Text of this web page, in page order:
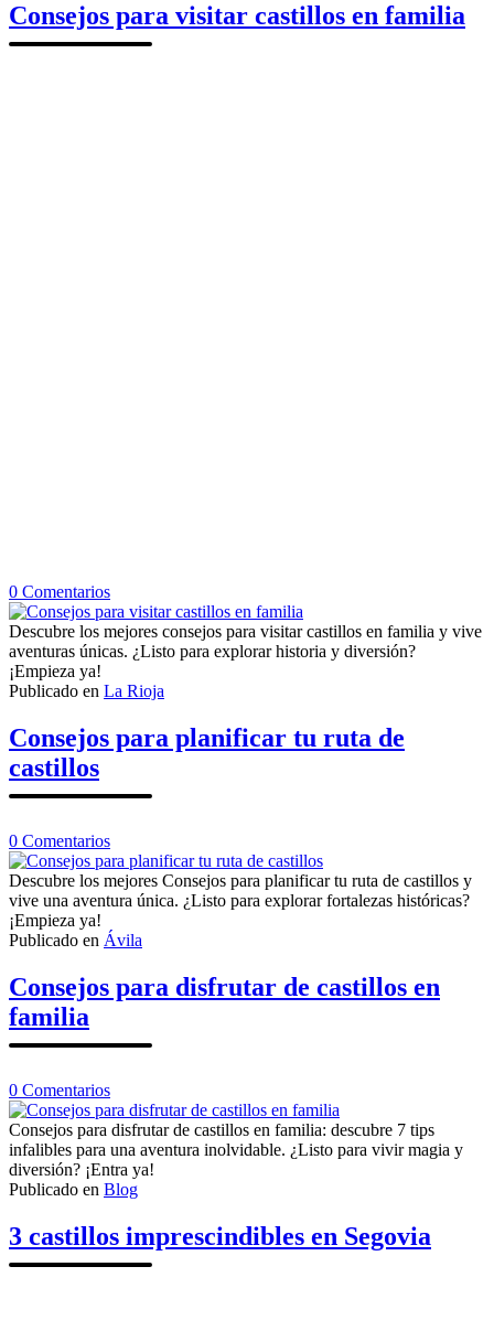
Consejos para visitar castillos en familia
0 Comentariosen
Consejos
para
visitar
en
Descubre los mejores consejos para visitar castillos en familia y vive
aventuras únicas. ¿Listo para explorar historia y diversión?
¡Empieza ya!
Publicado en La Rioja
Consejos para planificar tu ruta de
castillos
0 Comentariosen
Consejos
para
planificar
ruta
Descubre los mejores Consejos para planificar tu ruta de castillos y
vive una aventura única. ¿Listo para explorar fortalezas históricas?
¡Empieza ya!
Publicado en Ávila
Consejos para disfrutar de castillos en
familia
0 Comentariosen
Consejos
para
disfrutar
de
castillos
familia
Consejos para disfrutar de castillos en familia: descubre 7 tips
infalibles para una aventura inolvidable. ¿Listo para vivir magia y
diversión? ¡Entra ya!
Publicado en Blog
3 castillos imprescindibles en Segovia